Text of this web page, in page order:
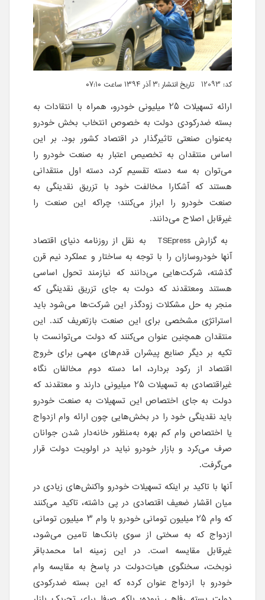
کد: 12093 تاریخ انتشار :۳ آذر ۱۳۹۴ ساعت ۰۷:۱۰
ارائه تسهیلات 25 میلیونی خودرو، همراه با انتقادات به
بسته ضدرکودی دولت به خصوص انتخاب بخش خودرو
به‌عنوان صنعتی تاثیرگذار در اقتصاد کشور بود. بر این
اساس منتقدان به تخصیص اعتبار به صنعت خودرو را
می‌توان به سه دسته تقسیم کرد، دسته اول منتقدانی
هستند که آشکارا مخالفت خود با تزریق نقدینگی به
صنعت خودرو را ابراز می‌کنند؛ چراکه این صنعت را
غیر‌قابل اصلاح می‌دانند.
به گزارشTSEpress به نقل از روزنامه دنیای اقتصاد
آنها خودروسازان را با توجه به ساختار و عملکرد نیم قرن
گذشته، شرکت‌هایی می‌دانند که نیازمند تحول اساسی
هستند ومعتقدند که دولت به جای تزریق نقدینگی که
منجر به حل مشکلات زودگذر این شرکت‌ها می‌شود باید
استراتژی مشخصی برای این صنعت بازتعریف کند. این
منتقدان همچنین عنوان می‌کنند که دولت می‌توانست با
تکیه بر دیگر صنایع پیشران قدم‌های مهمی برای خروج
اقتصاد از رکود بردارد، اما دسته دوم مخالفان نگاه
غیر‌اقتصادی به تسهیلات 25 میلیونی دارند و معتقدند که
دولت به جای اختصاص این تسهیلات به صنعت خودرو
باید نقدینگی خود را در بخش‌هایی چون ارائه وام ازدواج
یا اختصاص وام کم بهره به‌منظور خانه‌دار شدن جوانان
صرف می‌کرد و بازار خودرو نباید در اولویت دولت قرار
می‌گرفت.
آنها با تاکید بر اینکه تسهیلات خودرو واکنش‌های زیادی در
میان اقشار ضعیف اقتصادی در پی داشته، تاکید می‌کنند
که وام 25 میلیون تومانی خودرو با وام 3 میلیون تومانی
ازدواج که به سختی از سوی بانک‌ها تامین می‌شود،
غیر‌قابل مقایسه است. در این زمینه اما محمدباقر
نوبخت، سخنگوی هیات‌دولت در پاسخ به مقایسه وام
خودرو با ازدواج عنوان کرده که این بسته ضدرکودی